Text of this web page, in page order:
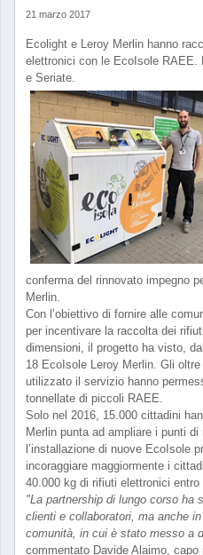
21 marzo 2017
Ecolight e Leroy Merlin hanno
elettronici con le EcoIsole RAEE.
e Seriate.
conferma del rinnovato impegno
Merlin.
Con l’obiettivo di fornire alle
per incentivare la raccolta dei
dimensioni, il progetto ha visto,
18 EcoIsole Leroy Merlin. Gli
utilizzato il servizio hanno
tonnellate di piccoli RAEE.
Solo nel 2016, 15.000 cittadini
Merlin punta ad ampliare i punti
l’installazione di nuove EcoIsole
incoraggiare maggiormente i
40.000 kg di rifiuti elettronici entro
"La partnership di lungo corso ha
clienti e collaboratori, ma anche
comunità, in cui è stato messo a
commentato Davide Alaimo,